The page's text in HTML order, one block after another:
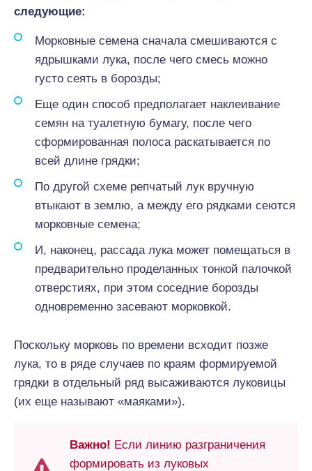
следующие:
Морковные семена сначала смешиваются с
ядрышками лука, после чего смесь можно
густо сеять в борозды;
Еще один способ предполагает наклеивание
семян на туалетную бумагу, после чего
сформированная полоса раскатывается по
всей длине грядки;
По другой схеме репчатый лук вручную
втыкают в землю, а между его рядками сеются
морковные семена;
И, наконец, рассада лука может помещаться в
предварительно проделанных тонкой палочкой
отверстиях, при этом соседние борозды
одновременно засевают морковкой.
Поскольку морковь по времени всходит позже
лука, то в ряде случаев по краям формируемой
грядки в отдельный ряд высаживаются луковицы
(их еще называют «маяками»).
Важно! Если линию разграничения
формировать из луковых